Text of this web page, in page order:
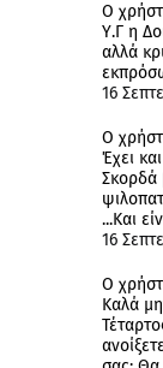
Ο
Υ.Γ η
αλλά
16
Ο
Έχει
Σκορδά
...Και
16
Ο
Καλά